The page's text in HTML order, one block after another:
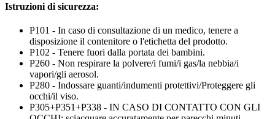
Istruzioni di sicurezza:
P101 - In caso di consultazione di un medico, tenere a
disposizione il contenitore o l'etichetta del prodotto.
P102 - Tenere fuori dalla portata dei bambini.
P260 - Non respirare la polvere/i fumi/i gas/la nebbia/i
vapori/gli aerosol.
P280 - Indossare guanti/indumenti protettivi/Proteggere gli
occhi/il viso.
P305+P351+P338 - IN CASO DI CONTATTO CON GLI